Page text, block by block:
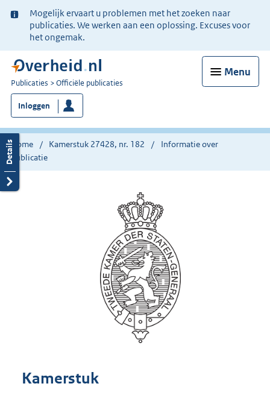
Ter
informatie:
Mogelijk ervaart u problemen met het zoeken naar
publicaties. We werken aan een oplossing. Excuses voor
het ongemak.
Menu
U
bent
nu
hier:
Publicaties Officiële publicaties
Inloggen
Home Kamerstuk 27428, nr. 182
Informatie over
publicatie
Kamerstuk